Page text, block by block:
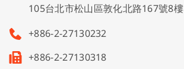
四針六線併縫機
股東訊息
繁體中文
105台北市松山區敦化北路167號8樓
+886-2-27130232
+886-2-27130318